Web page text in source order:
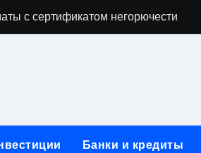
с сертификатом негорючести
и направляющих для
лотков для хранения
Банки и кредиты